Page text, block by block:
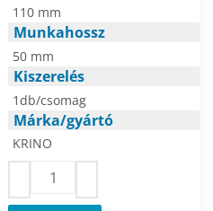
110 mm
Munkahossz
50 mm
Kiszerelés
1db/csomag
Márka/gyártó
KRINO